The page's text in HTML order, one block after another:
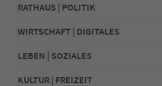
RATHAUS | POLITIK
WIRTSCHAFT | DIGITALES
LEBEN | SOZIALES
KULTUR | FREIZEIT